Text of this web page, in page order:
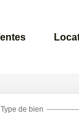
Type de bien